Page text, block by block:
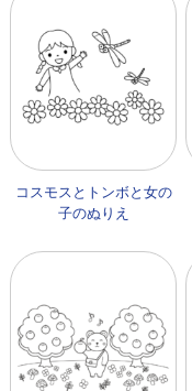
コスモスとトンボと女の
子のぬりえ